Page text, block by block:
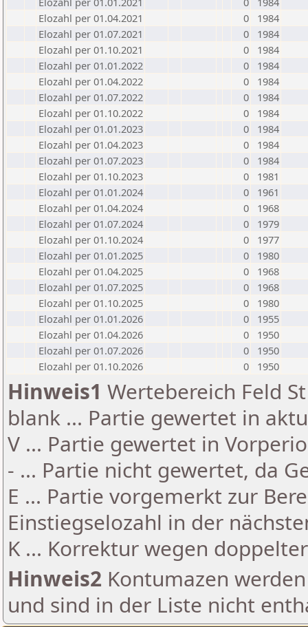
Elozahl per 01.04.2021
0
1984
Elozahl per 01.07.2021
0
1984
Elozahl per 01.10.2021
0
1984
Elozahl per 01.01.2022
0
1984
Elozahl per 01.04.2022
0
1984
Elozahl per 01.07.2022
0
1984
Elozahl per 01.10.2022
0
1984
Elozahl per 01.01.2023
0
1984
Elozahl per 01.04.2023
0
1984
Elozahl per 01.07.2023
0
1984
Elozahl per 01.10.2023
0
1981
Elozahl per 01.01.2024
0
1961
Elozahl per 01.04.2024
0
1968
Elozahl per 01.07.2024
0
1979
Elozahl per 01.10.2024
0
1977
Elozahl per 01.01.2025
0
1980
Elozahl per 01.04.2025
0
1968
Elozahl per 01.07.2025
0
1968
Elozahl per 01.10.2025
0
1980
Elozahl per 01.01.2026
0
1955
Elozahl per 01.04.2026
0
1950
Elozahl per 01.07.2026
0
1950
Elozahl per 01.10.2026
0 1950
Hinweis1 Wertebereich Feld
blank ... Partie gewertet in
V ... Partie gewertet in
- ... Partie nicht gewertet, da
E ... Partie vorgemerkt zur
Einstiegselozahl in der
K ... Korrektur wegen
Hinweis2 Kontumazen
und sind in der Liste nicht